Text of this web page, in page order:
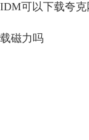
IDM可以下载夸
载磁力吗